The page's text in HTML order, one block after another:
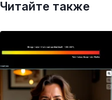
Читайте также